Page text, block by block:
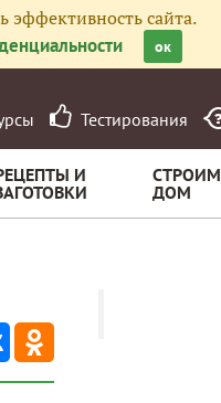
эффективность сайта.
ок
Тестирования
И
СТРОИМ
ДОМ